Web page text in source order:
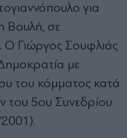
για
Βουλή, σε
Ο Γιώργος Σουφλιάς
με
του κόμματος κατά
του 5ου Συνεδρίου